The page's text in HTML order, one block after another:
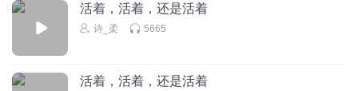
活着，活着，还是活着
诗_柔 5665
活着，活着，还是活着